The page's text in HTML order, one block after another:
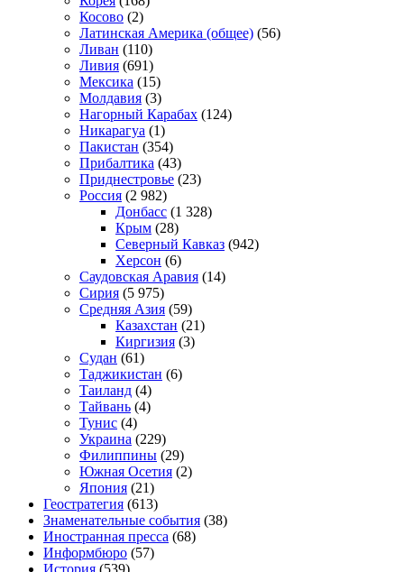
Косово (2)
Латинская Америка (общее) (56)
Ливан (110)
Ливия (691)
Мексика (15)
Молдавия (3)
Нагорный Карабах (124)
Никарагуа (1)
Пакистан (354)
Прибалтика (43)
Приднестровье (23)
Россия (2 982)
Донбасс (1 328)
Крым (28)
Северный Кавказ (942)
Херсон (6)
Саудовская Аравия (14)
Сирия (5 975)
Средняя Азия (59)
Казахстан (21)
Киргизия (3)
Судан (61)
Таджикистан (6)
Таиланд (4)
Тайвань (4)
Тунис (4)
Украина (229)
Филиппины (29)
Южная Осетия (2)
Япония (21)
Геостратегия (613)
Знаменательные события (38)
Иностранная пресса (68)
Информбюро (57)